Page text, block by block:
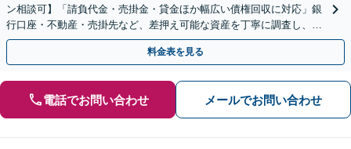
ン相談可】「請負代金・売掛金・貸金ほか幅広い債権回収に対応」銀
行口座・不動産・売掛先など、差押え可能な資産を丁寧に調査し、効
果的な手続きを選択します【休日・夜間相談可】
料金表を見る
電話でお問い合わせ メールでお問い合わせ